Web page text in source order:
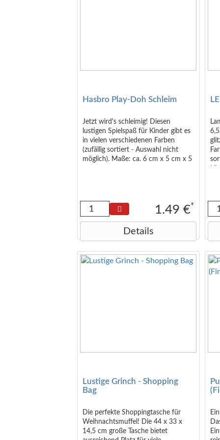
Hasbro Play-Doh Schleim
Jetzt wird's schleimig! Diesen
lustigen Spielspaß für Kinder gibt es
in vielen verschiedenen Farben
(zufällig sortiert - Auswahl nicht
möglich). Maße: ca. 6 cm x 5 cm x 5
1.49 €*
Details
Lustige Grinch - Shopping
Bag
Die perfekte Shoppingtasche für
Weihnachtsmuffel! Die 44 x 33 x
14,5 cm große Tasche bietet